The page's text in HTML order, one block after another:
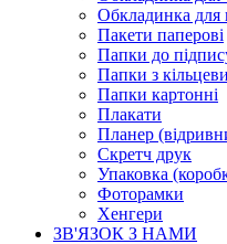
Обкладинка
Пакети паперові
Папки до
Папки з
Папки картонні
Плакати
Планер
Скретч друк
Упаковка
Фоторамки
Хенгери
ЗВ'ЯЗОК З НАМИ